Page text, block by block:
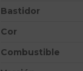
Bastidor
Cor
Combustible